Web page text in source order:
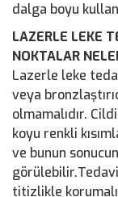
dalga boyu
LAZERLE LEKE
NOKTALAR
Lazerle leke
veya
olmamalıdır.
koyu renkli
ve bunun
görülebilir.Tedavi
titizlikle